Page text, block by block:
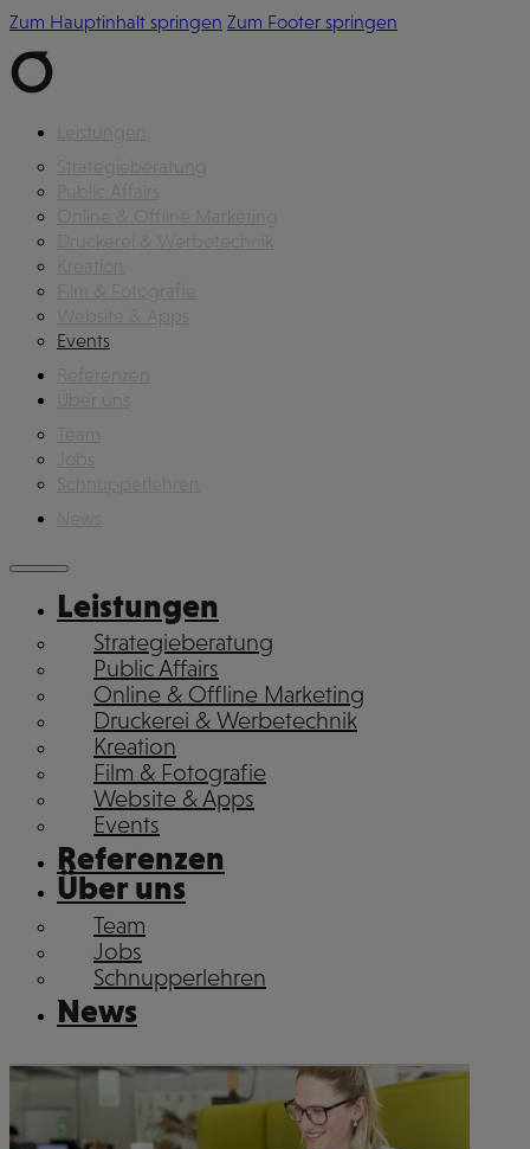
Zum Hauptinhalt springen Zum Footer springen
Events
Leistungen
Strategieberatung
Public Affairs
Online & Offline Marketing
Druckerei & Werbetechnik
Kreation
Film & Fotografie
Website & Apps
Events
Referenzen
Über uns
Team
Jobs
Schnupperlehren
News